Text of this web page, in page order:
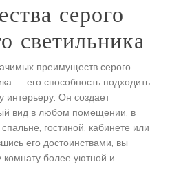
серого
светильника
преимуществ серого
— его способность подходить
интерьеру. Он создает
вид в любом помещении, в
гостиной, кабинете или
его достоинствами, вы
более уютной и